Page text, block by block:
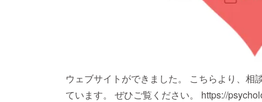
ウェブサイトができました。 こちらより、
ています。 ぜひご覧ください。 https://